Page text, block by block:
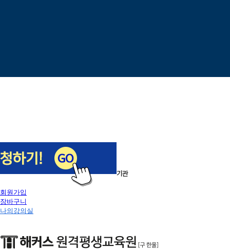
이전
다음
1/5
회원가입
장바구니
나의강의실